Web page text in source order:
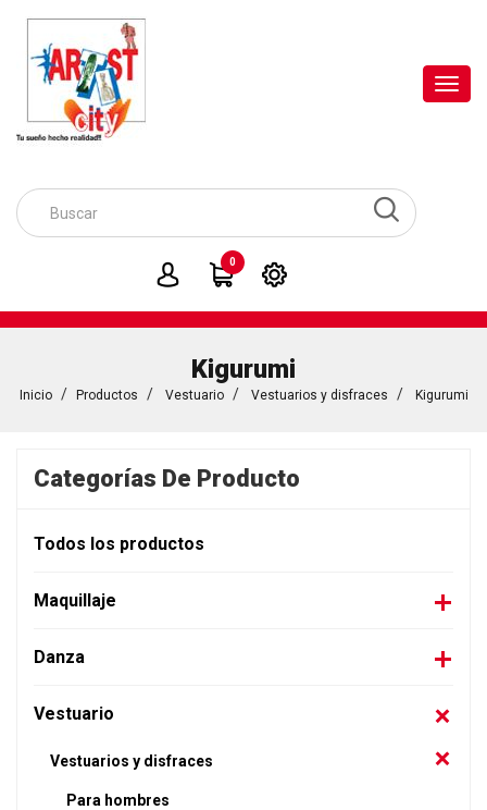
0
Kigurumi
Inicio Productos Vestuario Vestuarios y disfraces Kigurumi
Categorías De Producto
Todos los productos
Maquillaje
Danza
Vestuario
Vestuarios y disfraces
Para hombres